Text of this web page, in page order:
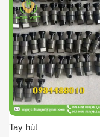
Tay hút